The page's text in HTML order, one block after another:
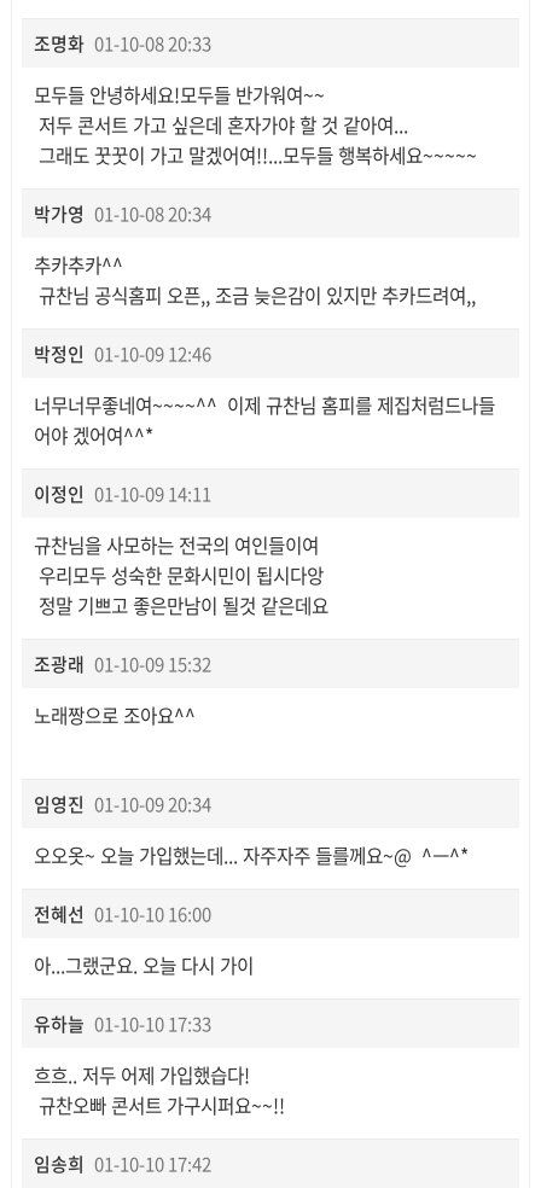
조명화 01-10-08 20:33
모두들 안녕하세요!모두들 반가워여~~
저두 콘서트 가고 싶은데 혼자가야 할 것 같아여...
그래도 꿋꿋이 가고 말겠어여!!...모두들 행복하세요~~~~~
박가영 01-10-08 20:34
추카추카^^
규찬님 공식홈피 오픈,, 조금 늦은감이 있지만 추카드려여,,
박정인 01-10-09 12:46
너무너무좋네여~~~~^^ 이제 규찬님 홈피를 제집처럼드나들
어야 겠어여^^*
이정인 01-10-09 14:11
규찬님을 사모하는 전국의 여인들이여
우리모두 성숙한 문화시민이 됩시다앙
정말 기쁘고 좋은만남이 될것 같은데요
조광래 01-10-09 15:32
노래짱으로 조아요^^
임영진 01-10-09 20:34
오오옷~ 오늘 가입했는데... 자주자주 들를께요~@ ^ㅡ^*
전혜선 01-10-10 16:00
아...그랬군요. 오늘 다시 가이
유하늘 01-10-10 17:33
흐흐.. 저두 어제 가입했습다!
규찬오빠 콘서트 가구시퍼요~~!!
임송희 01-10-10 17:42